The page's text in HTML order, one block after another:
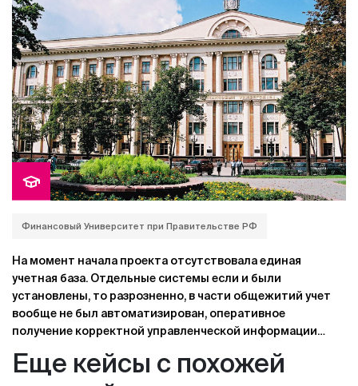
сводные отчеты, поскольку каждый филиал формировал
кадровую отчетность по-разному. Сложно было
осуществлять и контроль за работой удаленных
филиалов.
Финансовый Университет при Правительстве РФ
На момент начала проекта отсутствовала единая
учетная база. Отдельные системы если и были
установлены, то разрозненно, в части общежитий учет
вообще не был автоматизирован, оперативное
получение корректной управленческой информации
дублирование ввода информации по проживающим,
Еще кейсы с похожей